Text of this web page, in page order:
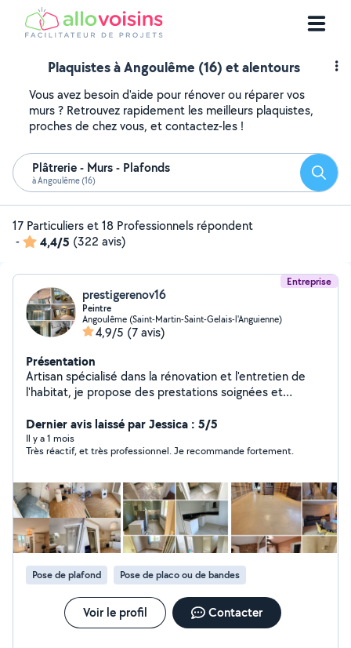
Plaquistes à Angoulême (16) et alentours
Vous avez besoin d'aide pour rénover ou réparer vos
murs ? Retrouvez rapidement les meilleurs plaquistes,
proches de chez vous, et contactez-les !
Plâtrerie - Murs - Plafonds
à Angoulême (16)
17 Particuliers et 18 Professionnels répondent
-
4,4/5 (322 avis)
Entreprise
prestigerenov16
Peintre
Angoulême (Saint-Martin-Saint-Gelais-l'Anguienne)
4,9/5 (7 avis)
Présentation
Artisan spécialisé dans la rénovation et l'entretien de
l'habitat, je propose des prestations soignées et
intérieure (peinture, placo, sols) * travaux extérieurs et
façades * nettoyage haute pression (terrasses, dallages,
murs) * petits travaux et finitions Travail sérieux, propre
simple. Intervention : Angoulême et alentours Devis
rapide et gratuit sur demande - plâtrerie * placo * murs *
plafonds * peinture * rénovation intérieure * revêtement
de sol * faux plafond * bandes à joints * parquet *
carrelage
Dernier avis laissé par Jessica : 5/5
Il y a 1 mois
Très réactif, et très professionnel. Je recommande fortement.
Pose de plafond Pose de placo ou de bandes
Voir le profil Contacter